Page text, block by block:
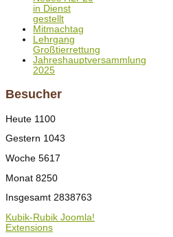
in Dienst
gestellt
Mitmachtag
Lehrgang
Großtierrettung
Jahreshauptversammlung
2025
Besucher
Heute 1100
Gestern 1043
Woche 5617
Monat 8250
Insgesamt 2838763
Kubik-Rubik Joomla!
Extensions